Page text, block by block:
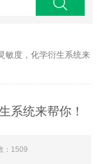
敏度，化学衍生系统来
系统来帮你！
：1509